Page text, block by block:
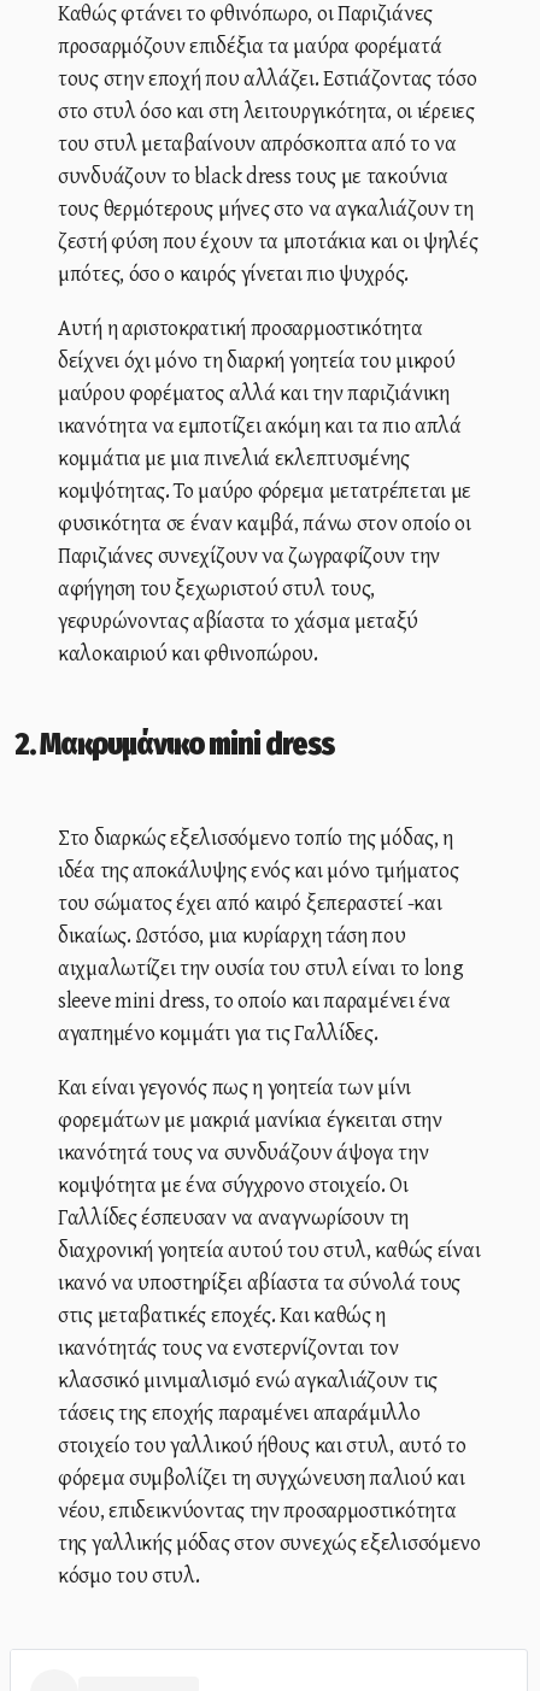
Καθώς φτάνει το φθινόπωρο, οι Παριζιάνες
προσαρμόζουν επιδέξια τα μαύρα φορέματά
τους στην εποχή που αλλάζει. Εστιάζοντας τόσο
στο στυλ όσο και στη λειτουργικότητα, οι ιέρειες
του στυλ μεταβαίνουν απρόσκοπτα από το να
συνδυάζουν το black dress τους με τακούνια
τους θερμότερους μήνες στο να αγκαλιάζουν τη
ζεστή φύση που έχουν τα μποτάκια και οι ψηλές
μπότες, όσο ο καιρός γίνεται πιο ψυχρός.
Αυτή η αριστοκρατική προσαρμοστικότητα
δείχνει όχι μόνο τη διαρκή γοητεία του μικρού
μαύρου φορέματος αλλά και την παριζιάνικη
ικανότητα να εμποτίζει ακόμη και τα πιο απλά
κομμάτια με μια πινελιά εκλεπτυσμένης
κομψότητας. Το μαύρο φόρεμα μετατρέπεται με
φυσικότητα σε έναν καμβά, πάνω στον οποίο οι
Παριζιάνες συνεχίζουν να ζωγραφίζουν την
αφήγηση του ξεχωριστού στυλ τους,
γεφυρώνοντας αβίαστα το χάσμα μεταξύ
καλοκαιριού και φθινοπώρου.
2. Μακρυμάνικο mini dress
Στο διαρκώς εξελισσόμενο τοπίο της μόδας, η
ιδέα της αποκάλυψης ενός και μόνο τμήματος
του σώματος έχει από καιρό ξεπεραστεί -και
δικαίως. Ωστόσο, μια κυρίαρχη τάση που
αιχμαλωτίζει την ουσία του στυλ είναι το long
sleeve mini dress, το οποίο και παραμένει ένα
αγαπημένο κομμάτι για τις Γαλλίδες.
Και είναι γεγονός πως η γοητεία των μίνι
φορεμάτων με μακριά μανίκια έγκειται στην
ικανότητά τους να συνδυάζουν άψογα την
κομψότητα με ένα σύγχρονο στοιχείο. Οι
Γαλλίδες έσπευσαν να αναγνωρίσουν τη
διαχρονική γοητεία αυτού του στυλ, καθώς είναι
ικανό να υποστηρίξει αβίαστα τα σύνολά τους
στις μεταβατικές εποχές. Και καθώς η
ικανότητάς τους να ενστερνίζονται τον
κλασσικό μινιμαλισμό ενώ αγκαλιάζουν τις
τάσεις της εποχής παραμένει απαράμιλλο
στοιχείο του γαλλικού ήθους και στυλ, αυτό το
φόρεμα συμβολίζει τη συγχώνευση παλιού και
νέου, επιδεικνύοντας την προσαρμοστικότητα
της γαλλικής μόδας στον συνεχώς εξελισσόμενο
κόσμο του στυλ.